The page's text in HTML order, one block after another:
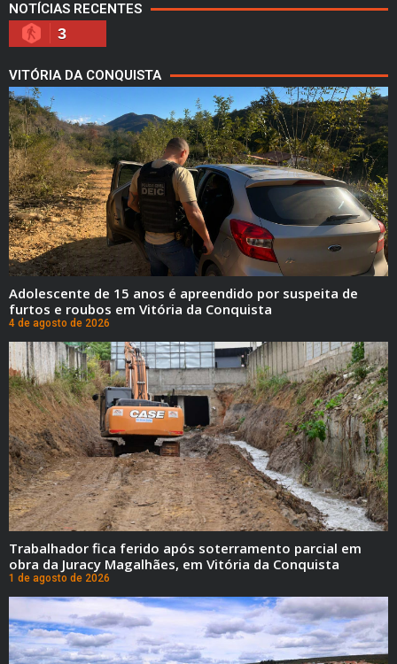
NOTÍCIAS RECENTES
3
VITÓRIA DA CONQUISTA
Adolescente de 15 anos é apreendido por suspeita de
furtos e roubos em Vitória da Conquista
4 de agosto de 2026
Trabalhador fica ferido após soterramento parcial em
obra da Juracy Magalhães, em Vitória da Conquista
1 de agosto de 2026